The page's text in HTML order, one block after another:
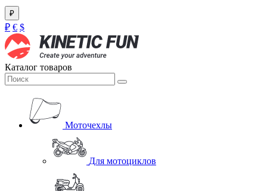
₽
₽ € $
Каталог товаров
Моточехлы
Для мотоциклов